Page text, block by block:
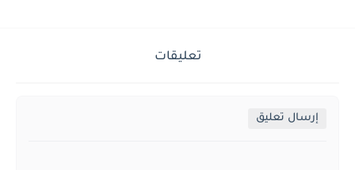
تعليقات
إرسال تعليق